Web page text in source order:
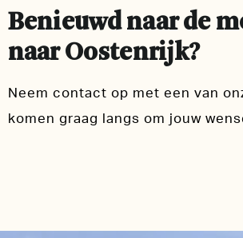
Benieuwd naar de
naar Oostenrijk?
Neem contact op met een van
komen graag langs om jouw